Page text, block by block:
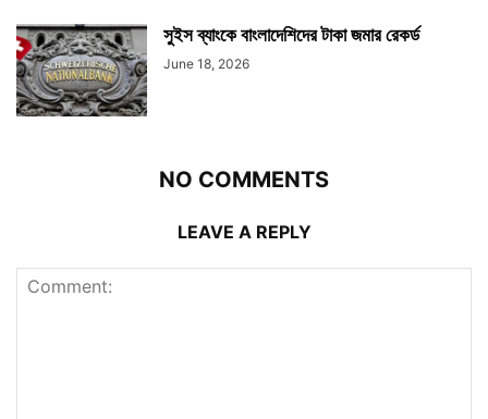
সুইস ব্যাংকে বাংলাদেশিদের টাকা জমার রেকর্ড
June 18, 2026
NO COMMENTS
LEAVE A REPLY